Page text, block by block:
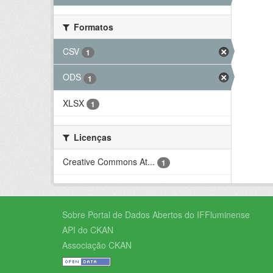
Formatos
CSV
1
ODS 1
XLSX 1
Licenças
Creative Commons At...
1
Sobre Portal de Dados Abertos do IFFluminense
API do CKAN
Associação CKAN